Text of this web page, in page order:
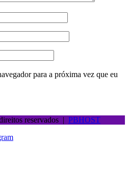
para a próxima vez que eu
reservados | PBHOST